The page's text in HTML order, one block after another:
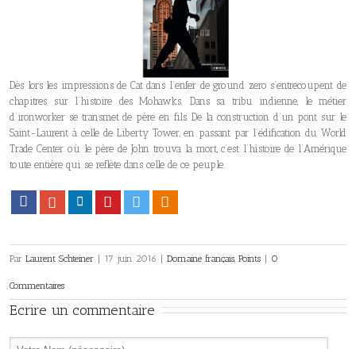
Dès lors les impressions de Cat dans l’enfer de ground zero s’entrecoupent de
chapitres sur l’histoire des Mohawks. Dans sa tribu indienne, le métier
d’ironworker se transmet de père en fils. De la construction d’un pont sur le
Saint-Laurent à celle de Liberty Tower, en passant par l’édification du World
Trade Center où le père de John trouva la mort, c’est l’histoire de l’Amérique
toute entière qui se reflète dans celle de ce peuple.
Facebook Google+
Par Laurent Schteiner 17 juin 2016 Domaine français, Points 0
Commentaires
Ecrire un commentaire